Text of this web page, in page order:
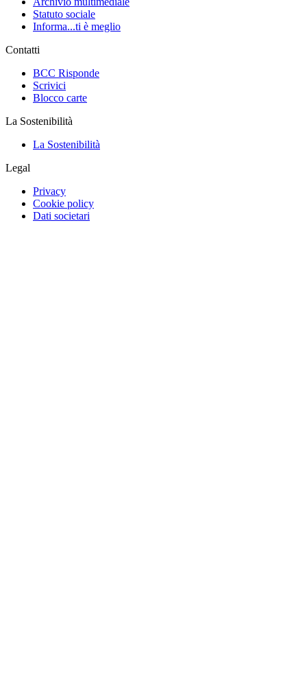
Statuto sociale
Informa...ti è meglio
Contatti
BCC Risponde
Scrivici
Blocco carte
La Sostenibilità
La Sostenibilità
Legal
Privacy
Cookie policy
Dati societari